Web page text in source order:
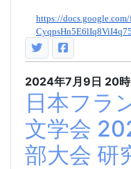
https://
2024年7月9日 20
日本フラ
文学会
部大会 研